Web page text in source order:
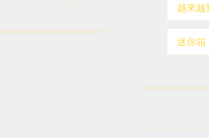
越來越
迷你箱